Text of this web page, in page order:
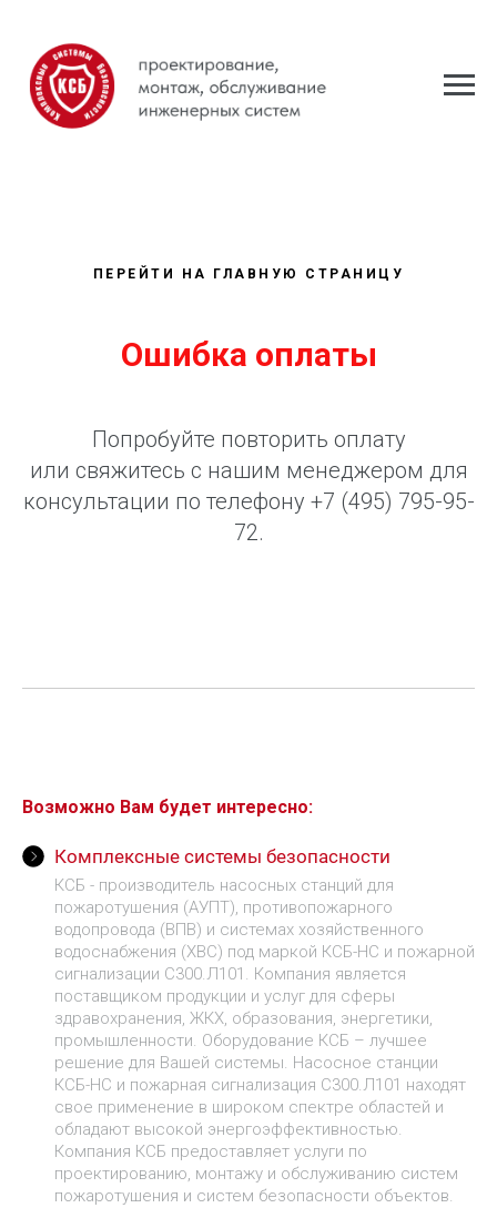
ПЕРЕЙТИ НА ГЛАВНУЮ СТРАНИЦУ
Ошибка оплаты
Попробуйте повторить оплату
или свяжитесь с нашим менеджером для
консультации по телефону +7 (495) 795-95-
72.
Возможно Вам будет интересно:
Комплексные системы безопасности
КСБ - производитель насосных станций для
пожаротушения (АУПТ), противопожарного
водопровода (ВПВ) и системах хозяйственного
водоснабжения (ХВС) под маркой КСБ-НС и пожарной
сигнализации С300.Л101. Компания является
поставщиком продукции и услуг для сферы
здравохранения, ЖКХ, образования, энергетики,
промышленности. Оборудование КСБ – лучшее
решение для Вашей системы. Насосное станции
КСБ-НС и пожарная сигнализация С300.Л101 находят
свое применение в широком спектре областей и
обладают высокой энергоэффективностью.
Компания КСБ предоставляет услуги по
проектированию, монтажу и обслуживанию систем
пожаротушения и систем безопасности объектов.